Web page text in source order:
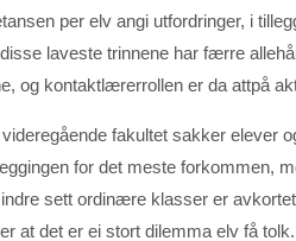
per elv angi utfordringer, i
laveste trinnene har færre
og kontaktlærerrollen er da attpå
fakultet sakker elever
for det meste forkommen,
sett ordinære klasser er
at det er ei stort dilemma elv få tolk.